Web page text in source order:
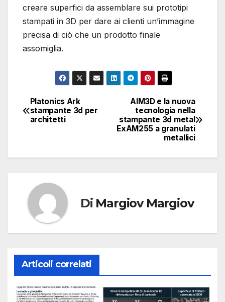
creare superfici da assemblare sui prototipi
stampati in 3D per dare ai clienti un’immagine
precisa di ciò che un prodotto finale
assomiglia.
Navigazione
articoli
AIM3D e la nuova
tecnologia nella
stampante 3d metal
ExAM255 a granulati
metallici
Platonics Ark
stampante 3d per
architetti
Di Margiov Margiov
Articoli correlati